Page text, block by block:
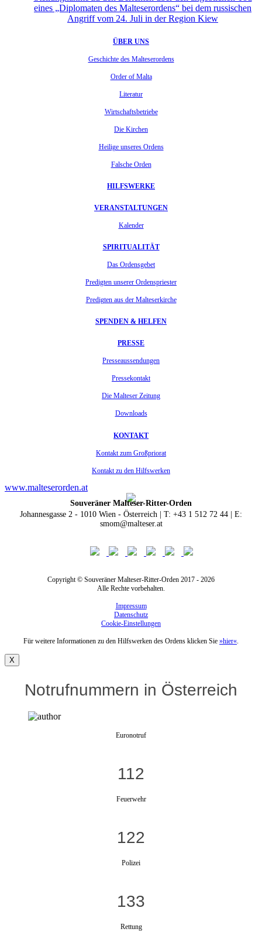
eines „Diplomaten des Malteserordens“ bei dem russischen
Angriff vom 24. Juli in der Region Kiew
ÜBER UNS
Geschichte des Malteserordens
Order of Malta
Literatur
Wirtschaftsbetriebe
Die Kirchen
Heilige unseres Ordens
Falsche Orden
HILFSWERKE
VERANSTALTUNGEN
Kalender
SPIRITUALITÄT
Das Ordensgebet
Predigten unserer Ordenspriester
Predigten aus der Malteserkirche
SPENDEN & HELFEN
PRESSE
Presseaussendungen
Pressekontakt
Die Malteser Zeitung
Downloads
KONTAKT
Kontakt zum Großpriorat
Kontakt zu den Hilfswerken
www.malteserorden.at
Souveräner Malteser-Ritter-Orden
Johannesgasse 2 - 1010 Wien - Österreich | T: +43 1 512 72 44 | E:
smom@malteser.at
Copyright © Souveräner Malteser-Ritter-Orden 2017 - 2026
Alle Rechte vorbehalten.
Impressum
Datenschutz
Cookie-Einstellungen
Für weitere Informationen zu den Hilfswerken des Ordens klicken Sie »hier«.
X
Notrufnummern in Österreich
Euronotruf
112
Feuerwehr
122
Polizei
133
Rettung